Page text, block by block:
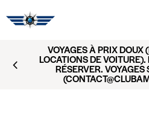
VOYAGES À PRIX DOUX
LOCATIONS DE
RÉSERVER. VOYAGES